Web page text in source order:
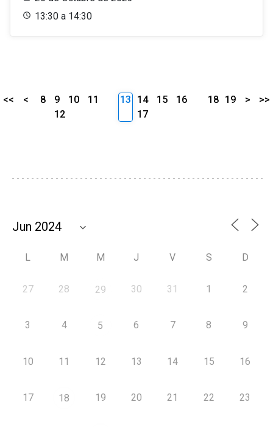
13:30 a 14:30
<< < 8 9 10
11
12
13 14 15
16
17
18 19 > >>
L M M J V S D
27 28 29 30 31 1 2
3 4 5 6 7 8 9
10 11 12 13 14 15 16
17 18 19 20 21 22 23